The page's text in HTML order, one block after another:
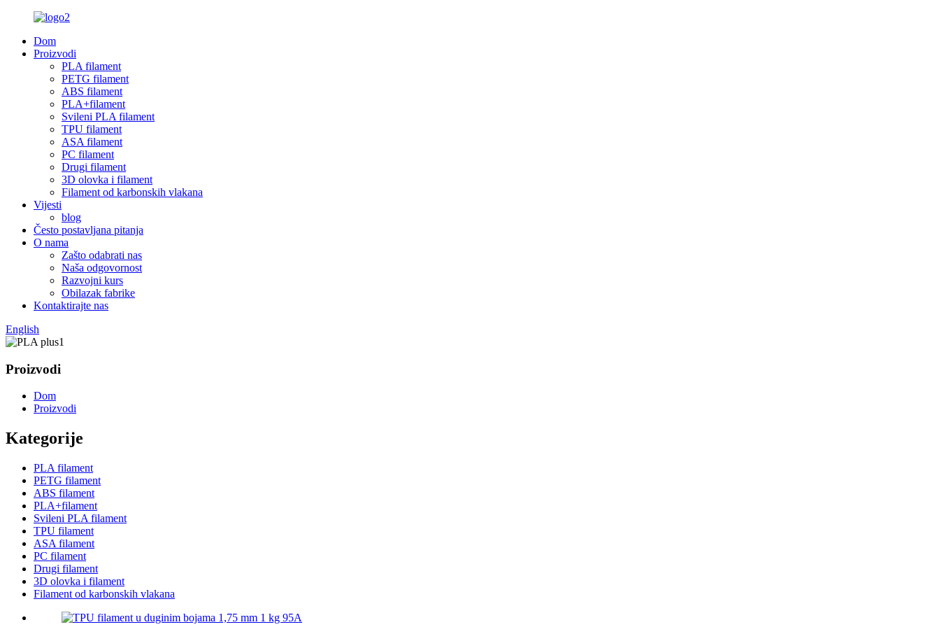
Dom
Proizvodi
PLA filament
PETG filament
ABS filament
PLA+filament
Svileni PLA filament
TPU filament
ASA filament
PC filament
Drugi filament
3D olovka i filament
Filament od karbonskih vlakana
Vijesti
blog
Često postavljana pitanja
O nama
Zašto odabrati nas
Naša odgovornost
Razvojni kurs
Obilazak fabrike
Kontaktirajte nas
English
Proizvodi
Dom
Proizvodi
Kategorije
PLA filament
PETG filament
ABS filament
PLA+filament
Svileni PLA filament
TPU filament
ASA filament
PC filament
Drugi filament
3D olovka i filament
Filament od karbonskih vlakana